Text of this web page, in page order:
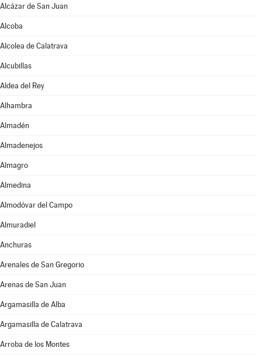
Alcázar de San Juan
Alcoba
Alcolea de Calatrava
Alcubillas
Aldea del Rey
Alhambra
Almadén
Almadenejos
Almagro
Almedina
Almodóvar del Campo
Almuradiel
Anchuras
Arenales de San Gregorio
Arenas de San Juan
Argamasilla de Alba
Argamasilla de Calatrava
Arroba de los Montes